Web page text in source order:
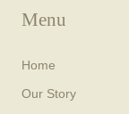
Menu
Home
Our Story